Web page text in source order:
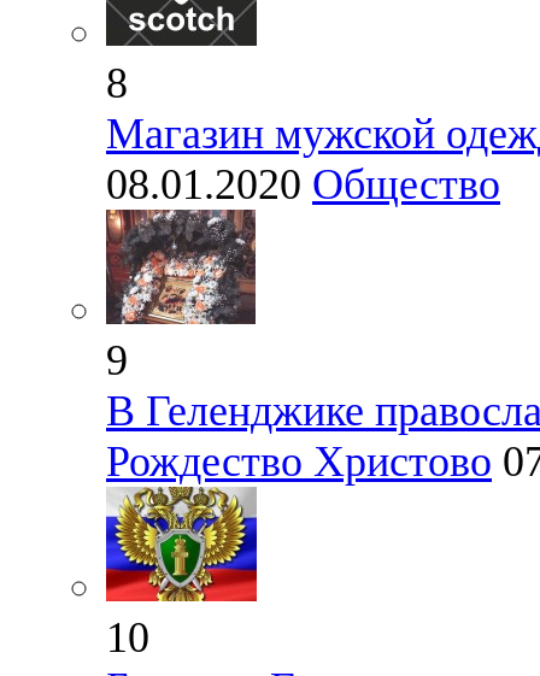
8
Магазин мужской
08.01.2020 Общество
9
В Геленджике
Рождество Христово
10